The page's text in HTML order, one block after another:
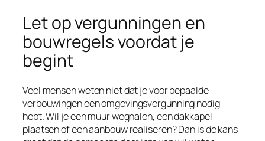
Let op vergunningen en
bouwregels voordat je
begint
Veel mensen weten niet dat je voor bepaalde
verbouwingen een omgevingsvergunning nodig
hebt. Wil je een muur weghalen, een dakkapel
plaatsen of een aanbouw realiseren? Dan is de kans